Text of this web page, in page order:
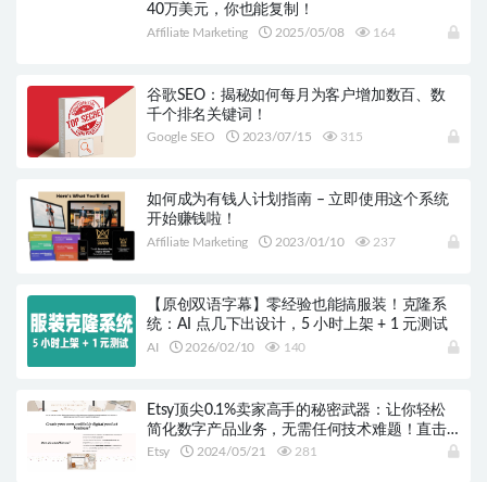
40万美元，你也能复制！
Affiliate Marketing 2025/05/08 164
谷歌SEO：揭秘如何每月为客户增加数百、数
千个排名关键词！
Google SEO 2023/07/15 315
如何成为有钱人计划指南 – 立即使用这个系统
开始赚钱啦！
Affiliate Marketing 2023/01/10 237
【原创双语字幕】零经验也能搞服装！克隆系
统：AI 点几下出设计，5 小时上架 + 1 元测试
AI 2026/02/10 140
Etsy顶尖0.1%卖家高手的秘密武器：让你轻松
简化数字产品业务，无需任何技术难题！直击
15K月收入，为你揭示 Etsy 的成功之路！
Etsy 2024/05/21 281